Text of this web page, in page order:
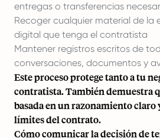
entregas o transferencias
Recoger cualquier material de la
digital que tenga el contratista
Mantener registros escritos de
conversaciones, documentos y
Este proceso protege tanto a tu
contratista. También demuestra
basada en un razonamiento claro
límites del contrato.
Cómo comunicar la decisión de